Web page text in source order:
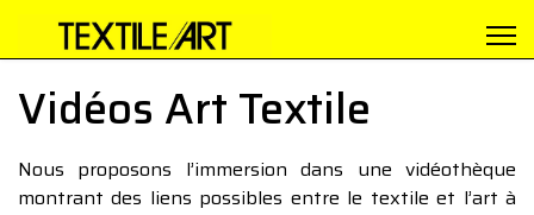
Vidéos Art Textile
Nous proposons l’immersion dans une vidéothèque
montrant des liens possibles entre le textile et l’art à